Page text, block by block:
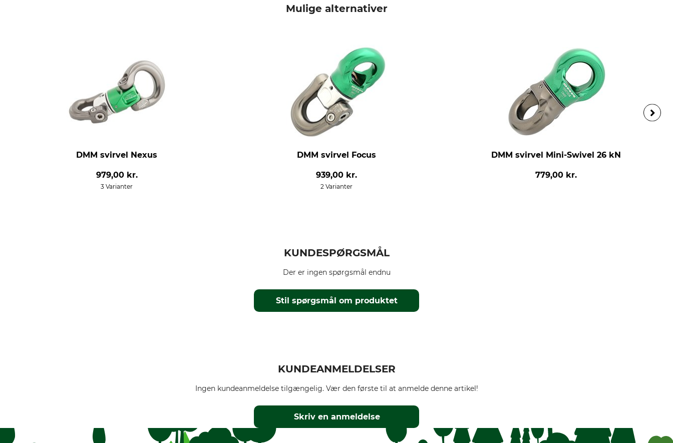
Mulige alternativer
DMM svirvel Nexus
979,00 kr.
3 Varianter
DMM svirvel Focus
939,00 kr.
2 Varianter
DMM svirvel Mini-Swivel 26 kN
779,00 kr.
KUNDESPØRGSMÅL
Stil spørgsmål om produktet
Der er ingen spørgsmål endnu
KUNDEANMELDELSER
Ingen kundeanmeldelse tilgængelig. Vær den første til at anmelde denne artikel!
Skriv en anmeldelse